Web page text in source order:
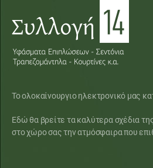
Το ολοκαίνουργιο ηλεκτρονικό μας
Εδώ θα βρείτε τα καλύτερα σχέδια
στο χώρο σας την ατμόσφαιρα που